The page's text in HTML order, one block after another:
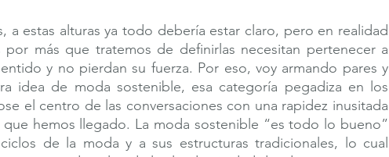
a estas alturas ya todo debería estar claro, pero en realidad
más que tratemos de definirlas necesitan pertenecer a
y no pierdan su fuerza. Por eso, voy armando pares y
idea de moda sostenible, esa categoría pegadiza en los
el centro de las conversaciones con una rapidez inusitada
hemos llegado. La moda sostenible “es todo lo bueno”
de la moda y a sus estructuras tradicionales, lo cual